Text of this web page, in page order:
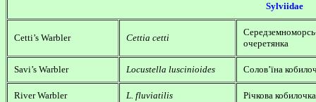
Sylviidae
Cetti’s Warbler Cettia cetti
очеретянка
Savi’s Warbler Locustella luscinioides Солов’їна
River Warbler L. fluviatilis Річкова кобилочка